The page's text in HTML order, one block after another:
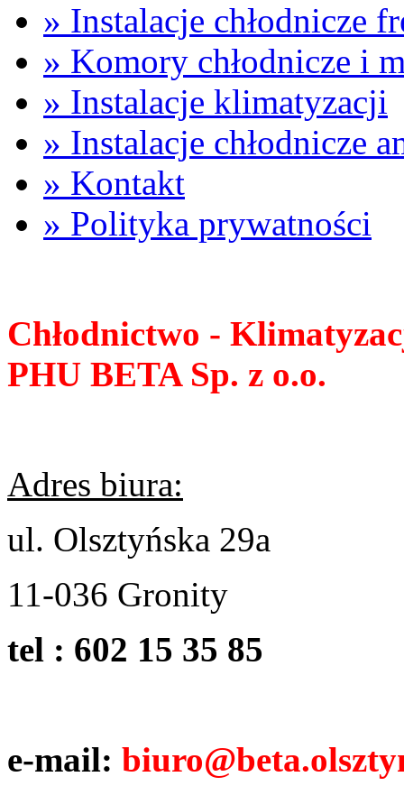
» Instalacje chłodnicze
» Komory chłodnicze i
» Instalacje klimatyzacji
» Instalacje chłodnicze
» Kontakt
» Polityka prywatności
Chłodnictwo -
PHU BETA Sp. z o.o.
Adres biura:
ul. Olsztyńska 29a
11-036 Gronity
tel : 602 15 35 85
e-mail: bi